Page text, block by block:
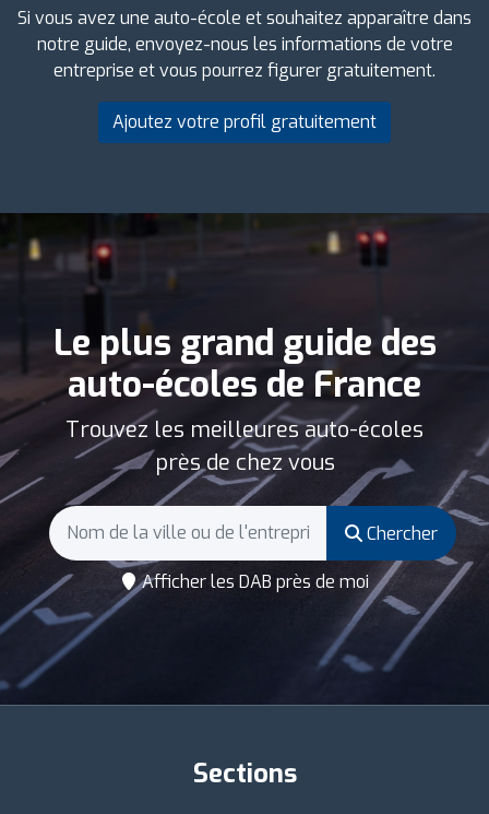
Si vous avez une auto-école et souhaitez apparaître dans
notre guide, envoyez-nous les informations de votre
entreprise et vous pourrez figurer gratuitement.
Ajoutez votre profil gratuitement
Le plus grand guide des
auto-écoles de France
Trouvez les meilleures auto-écoles
près de chez vous
Chercher
Afficher les DAB près de moi
Sections